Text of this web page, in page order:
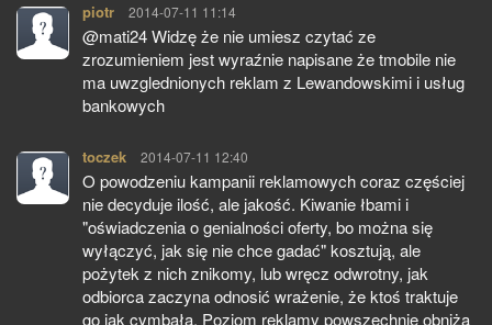
piotr pisze:
2014-07-11 11:14
@mati24 Widzę że nie umiesz czytać ze
zrozumieniem jest wyraźnie napisane że tmobile nie
ma uwzglednionych reklam z Lewandowskimi i usług
bankowych
toczek pisze:
2014-07-11 12:40
O powodzeniu kampanii reklamowych coraz częściej
nie decyduje ilość, ale jakość. Kiwanie łbami i
"oświadczenia o genialności oferty, bo można się
wyłączyć, jak się nie chce gadać" kosztują, ale
pożytek z nich znikomy, lub wręcz odwrotny, jak
odbiorca zaczyna odnosić wrażenie, że ktoś traktuje
go jak cymbała. Poziom reklamy powszechnie obniża